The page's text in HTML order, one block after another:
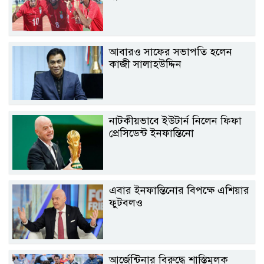
আবারও সাফের সভাপতি হলেন
কাজী সালাহউদ্দিন
নাটকীয়ভাবে ইউটার্ন নিলেন ফিফা
প্রেসিডেন্ট ইনফান্তিনো
এবার ইনফান্তিনোর বিপক্ষে এশিয়ার
ফুটবলও
আর্জেন্টিনার বিরুদ্ধে শাস্তিমূলক